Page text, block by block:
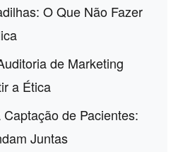
O Que Não Fazer
de Marketing
a Ética
de Pacientes:
Juntas